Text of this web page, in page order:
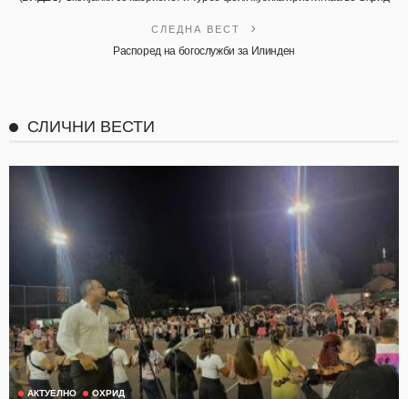
СЛЕДНА ВЕСТ
Распоред на богослужби за Илинден
СЛИЧНИ ВЕСТИ
АКТУЕЛНО ОХРИД